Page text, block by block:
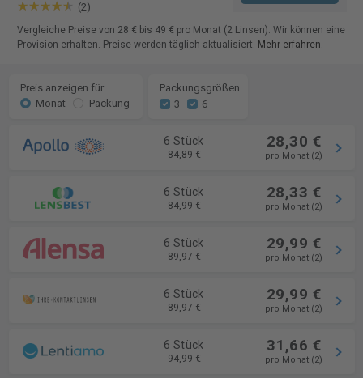
(2)
Vergleiche Preise von 28 € bis 49 € pro Monat (2 Linsen). Wir können eine
Provision erhalten. Preise werden täglich aktualisiert. Mehr erfahren.
Preis anzeigen für
Monat
Packung
Packungsgrößen
3
6
6 Stück
84,89 €
28,30 €
pro Monat (2)
6 Stück
84,99 €
28,33 €
pro Monat (2)
6 Stück
89,97 €
29,99 €
pro Monat (2)
6 Stück
89,97 €
29,99 €
pro Monat (2)
6 Stück
94,99 €
31,66 €
pro Monat (2)